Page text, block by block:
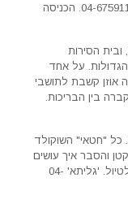
הטבילה. אתר ירדנית פתוח מ-8:00 – 17:00, 04-6759111. הכניסה
הסירות
על אחד
אוזן קשבת לתושבי
בין הבריכות.
כל "חטאי" השוקולד
והסבר איך עושים
שוקולד. סדנאות, בית קפה. סיום מתוק וטעים לטיול. 'גליתא' 04-